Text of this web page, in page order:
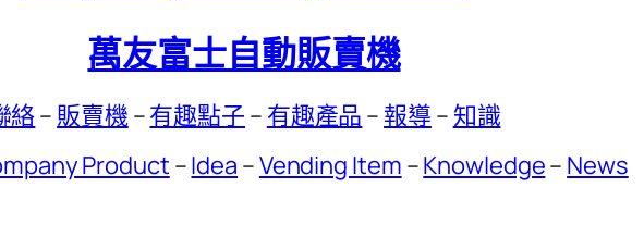
萬友富士自動販賣機
絡– 販賣機–有趣點子 – 有趣產品 – 報導 – 知識
Product –Idea –Vending Item –Knowledge– News